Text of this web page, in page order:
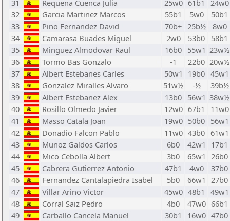
31
Requena Cuenca Julia 25w0 61b1
24w0
32
Garcia Martinez Marcos 55b1 5w0
50b1
33
Pino Fernandez David 70b+ 25b½
8w0
34
Camarasa Buades Miguel 2w0 53b0
58b1
35
Minguez Almodovar Raul 16b0 55w1 23w½
36
Tormo Bas Gonzalo -1 22b0 20w½
37
Albert Estebanes Carles 50w1 19b0 45w1
38
Gonzalez Miralles Alvaro 51w½ -½
39b½
39
Albert Estebanez Alex 13b0 56w1 38w½
40
Rosillo Olmedo Javier 12w0 67b1
11w0
41
Masso Catala Joan 19w0 50b0 56w1
42
Donadio Falcon Pablo 11w0 43b0 61w1
43
Munoz Galdos Carlos 6b0 42w1
17b1
44
Mico Cebolla Albert 3b0 65w1 26b0
45
Cabrera Gutierrez Antonio 47b1 4w0
37b0
46
Fernandez Cantalapiedra Isabel 5b0 66w1 27b0
47
Villar Arino Victor 45w0 48b1
49w1
48
Corral Saiz Pedro 4b0 47w0 66b1
49
Carballo Cancela Manuel 30b1 16w0 47b0